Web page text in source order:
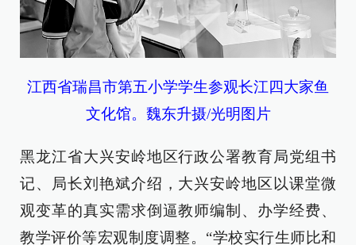
江西省瑞昌市第五小学学生参观长江四大家鱼
文化馆。魏东升摄/光明图片
黑龙江省大兴安岭地区行政公署教育局党组书
记、局长刘艳斌介绍，大兴安岭地区以课堂微
观变革的真实需求倒逼教师编制、办学经费、
教学评价等宏观制度调整。“学校实行生师比和